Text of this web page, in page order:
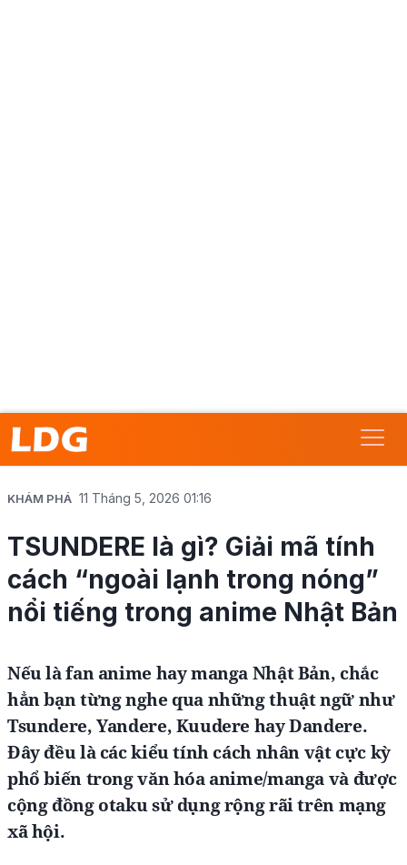
KHÁM PHÁ 11 Tháng 5, 2026 01:16
TSUNDERE là gì? Giải mã tính
cách “ngoài lạnh trong nóng”
nổi tiếng trong anime Nhật Bản
Nếu là fan anime hay manga Nhật Bản, chắc
hẳn bạn từng nghe qua những thuật ngữ như
Tsundere, Yandere, Kuudere hay Dandere.
Đây đều là các kiểu tính cách nhân vật cực kỳ
phổ biến trong văn hóa anime/manga và được
cộng đồng otaku sử dụng rộng rãi trên mạng
xã hội.